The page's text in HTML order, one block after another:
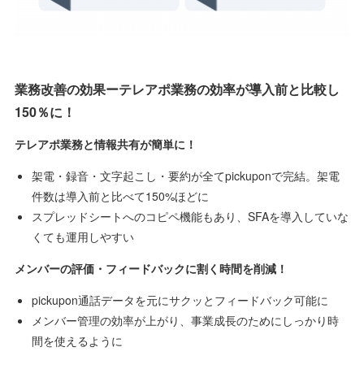
業務改善の効果ーテレアポ業務の効率が導入前と比較し
150％に！
テレアポ業務と情報共有が簡単に！
架電・録音・文字起こし・要約が全てpickuponで完結。架電
件数は導入前と比べて150%ほどに
スプレッドシートへのコピペ機能もあり、SFAを導入していな
くても運用しやすい
メンバーの評価・フィードバックに割く時間を削減！
pickupon通話データを元にサクッとフィードバック可能に
メンバー管理の効率が上がり、事業成長のためにしっかり時
間を使えるように